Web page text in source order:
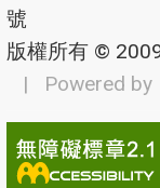
號
版權所有 ©
| Powered by